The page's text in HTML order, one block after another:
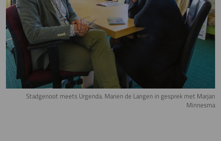
Stadgenoot meets Urgenda. Marien de Langen in gesprek met Marjan
Minnesma